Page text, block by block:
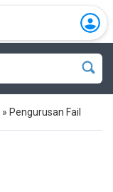
» Pengurusan Fail